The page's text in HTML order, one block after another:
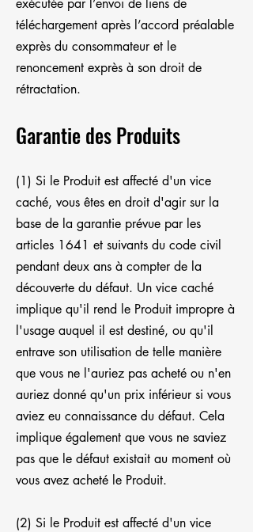
exécutée par l’envoi de liens de
téléchargement après l’accord préalable
exprès du consommateur et le
renoncement exprès à son droit de
rétractation.
Garantie des Produits
(1) Si le Produit est affecté d'un vice
caché, vous êtes en droit d'agir sur la
base de la garantie prévue par les
articles 1641 et suivants du code civil
pendant deux ans à compter de la
découverte du défaut. Un vice caché
implique qu'il rend le Produit impropre à
l'usage auquel il est destiné, ou qu'il
entrave son utilisation de telle manière
que vous ne l'auriez pas acheté ou n'en
auriez donné qu'un prix inférieur si vous
aviez eu connaissance du défaut. Cela
implique également que vous ne saviez
pas que le défaut existait au moment où
vous avez acheté le Produit.
(2) Si le Produit est affecté d'un vice